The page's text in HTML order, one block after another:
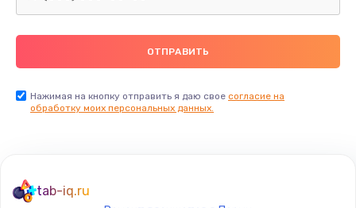
Заказать
Нажимая на кнопку отправить я даю свое согласие на
обработку моих персональных данных.
tab-iq.ru